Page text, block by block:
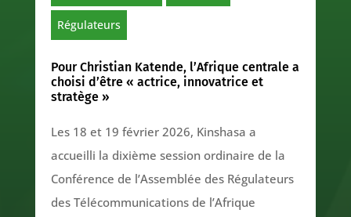
Régulateurs
Pour Christian Katende, l’Afrique centrale a
choisi d’être « actrice, innovatrice et
stratège »
Les 18 et 19 février 2026, Kinshasa a
accueilli la dixième session ordinaire de la
Conférence de l’Assemblée des Régulateurs
des Télécommunications de l’Afrique